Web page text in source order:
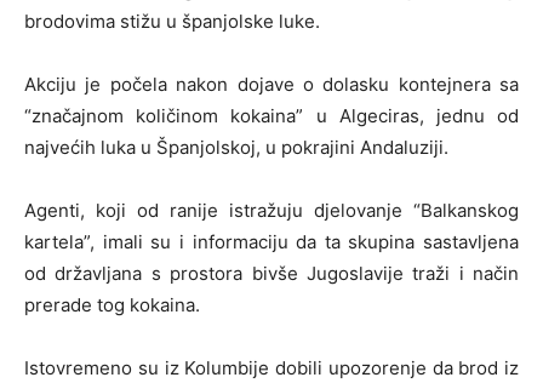
brodovima stižu u španjolske luke.
Akciju je počela nakon dojave o dolasku kontejnera sa
“značajnom količinom kokaina” u Algeciras, jednu od
najvećih luka u Španjolskoj, u pokrajini Andaluziji.
Agenti, koji od ranije istražuju djelovanje “Balkanskog
kartela”, imali su i informaciju da ta skupina sastavljena
od državljana s prostora bivše Jugoslavije traži i način
prerade tog kokaina.
Istovremeno su iz Kolumbije dobili upozorenje da brod iz